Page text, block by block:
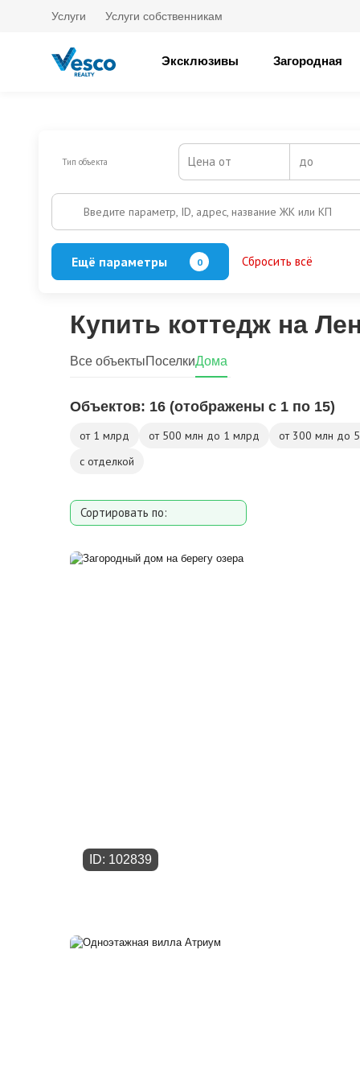
Услуги Услуги собственникам
Эксклюзивы Загородная
Тип объекта Цена от до
Введите параметр, ID, адрес, название ЖК или КП
Ещё параметры 0 Сбросить всё
Купить коттедж на
Объектов: 16 (отображены с 1 по 15)
Все объектыПоселкиДома
от 1 млрд от 500 млн до 1 млрд от 300 млн до
с отделкой
Сортировать по:
Площади участка
ID: 102839